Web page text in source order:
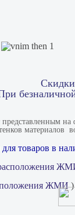
представленным
материалов​
товаров в
ЖМИ)